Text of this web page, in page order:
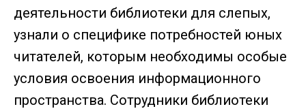
деятельности библиотеки для слепых,
узнали о специфике потребностей юных
читателей, которым необходимы особые
условия освоения информационного
пространства. Сотрудники библиотеки